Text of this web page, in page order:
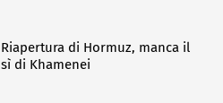
Riapertura di Hormuz, manca il
sì di Khamenei